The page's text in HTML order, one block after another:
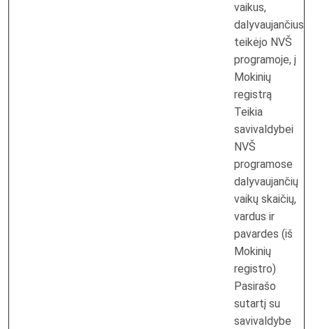
vaikus,
dalyvaujančius
teikėjo NVŠ
programoje, į
Mokinių
registrą
Teikia
savivaldybei
NVŠ
programose
dalyvaujančių
vaikų skaičių,
vardus ir
pavardes (iš
Mokinių
registro)
Pasirašo
sutartį su
savivaldybe